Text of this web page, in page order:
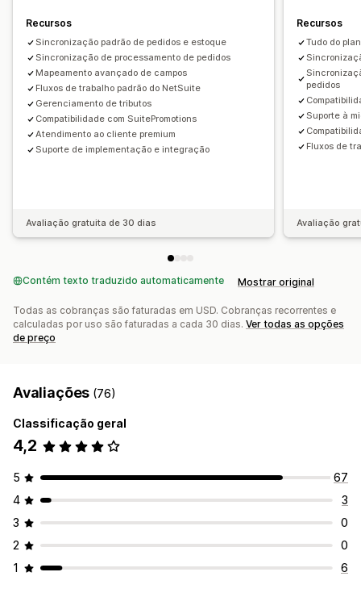
Gestão de estoque
Sincronização em tempo real De vários locais
Contabilidade e finanças
Contas a pagar
Contas a receber
Pedidos de compra
Consolidação financeira Cálculo de tributo
Em várias moedas
Recursos
Sincronização padrão de pedidos e estoque
Sincronização de processamento de pedidos
Mapeamento avançado de campos
Fluxos de trabalho padrão do NetSuite
Gerenciamento de tributos
Compatibilidade com SuitePromotions
Atendimento ao cliente premium
Suporte de implementação e integração
Avaliação gratuita de 30 dias
Recursos
Tudo do
pedidos
Suporte à
Fluxos de
Avaliação
Contém texto traduzido automaticamente Mostrar original
Todas as cobranças são faturadas em USD. Cobranças recorrentes e
calculadas por uso são faturadas a cada 30 dias. Ver todas as opções
de preço
Avaliações (76)
Classificação geral
4,2
5
67
4
3
3
0
2
0
1
6